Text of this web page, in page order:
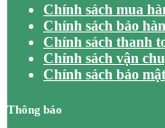
Chính sách mua
Chính sách bảo
Chính sách thanh
Chính sách vận
Chính sách bảo
Thông báo